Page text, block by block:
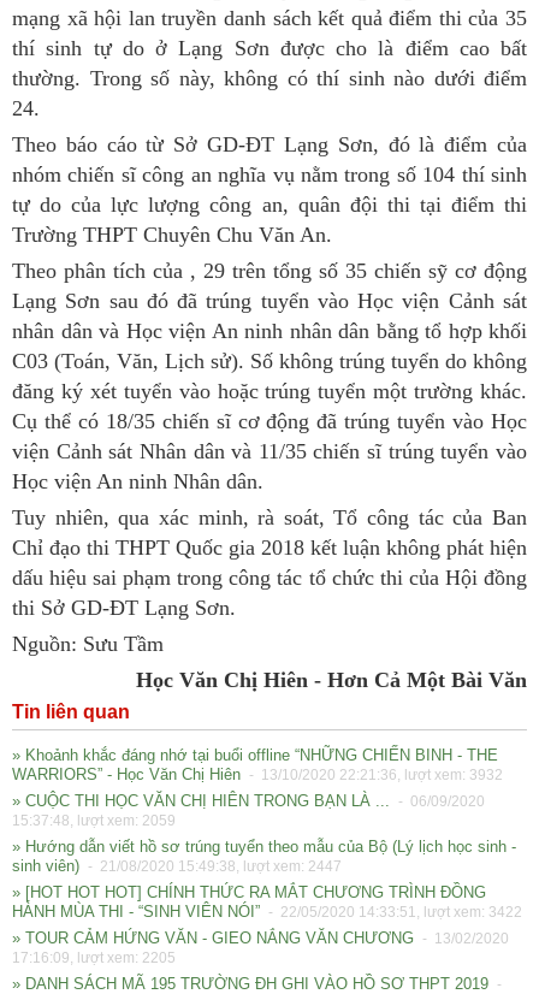
mạng xã hội lan truyền danh sách kết quả điểm thi của 35
thí sinh tự do ở Lạng Sơn được cho là điểm cao bất
thường. Trong số này, không có thí sinh nào dưới điểm
24.
Theo báo cáo từ Sở GD-ĐT Lạng Sơn, đó là điểm của
nhóm chiến sĩ công an nghĩa vụ nằm trong số 104 thí sinh
tự do của lực lượng công an, quân đội thi tại điểm thi
Trường THPT Chuyên Chu Văn An.
Theo phân tích của , 29 trên tổng số 35 chiến sỹ cơ động
Lạng Sơn sau đó đã trúng tuyển vào Học viện Cảnh sát
nhân dân và Học viện An ninh nhân dân bằng tổ hợp khối
C03 (Toán, Văn, Lịch sử). Số không trúng tuyển do không
đăng ký xét tuyển vào hoặc trúng tuyển một trường khác.
Cụ thể có 18/35 chiến sĩ cơ động đã trúng tuyển vào Học
viện Cảnh sát Nhân dân và 11/35 chiến sĩ trúng tuyển vào
Học viện An ninh Nhân dân.
Tuy nhiên, qua xác minh, rà soát, Tổ công tác của Ban
Chỉ đạo thi THPT Quốc gia 2018 kết luận không phát hiện
dấu hiệu sai phạm trong công tác tổ chức thi của Hội đồng
thi Sở GD-ĐT Lạng Sơn.
Nguồn: Sưu Tầm
Học Văn Chị Hiên - Hơn Cả Một Bài Văn
Tin liên quan
» Khoảnh khắc đáng nhớ tại buổi offline “NHỮNG CHIẾN BINH - THE
WARRIORS” - Học Văn Chị Hiên - 13/10/2020 22:21:36, lượt xem: 3932
» CUỘC THI HỌC VĂN CHỊ HIÊN TRONG BẠN LÀ ...
- 06/09/2020
15:37:48, lượt xem: 2059
» Hướng dẫn viết hồ sơ trúng tuyển theo mẫu của Bộ (Lý lịch học sinh -
sinh viên) - 21/08/2020 15:49:38, lượt xem: 2447
» [HOT HOT HOT] CHÍNH THỨC RA MẮT CHƯƠNG TRÌNH ĐỒNG
HÀNH MÙA THI - “SINH VIÊN NÓI” - 22/05/2020 14:33:51, lượt xem: 3422
» TOUR CẢM HỨNG VĂN - GIEO NẮNG VĂN CHƯƠNG - 13/02/2020
17:16:09, lượt xem: 2205
» DANH SÁCH MÃ 195 TRƯỜNG ĐH GHI VÀO HỒ SƠ THPT 2019 -